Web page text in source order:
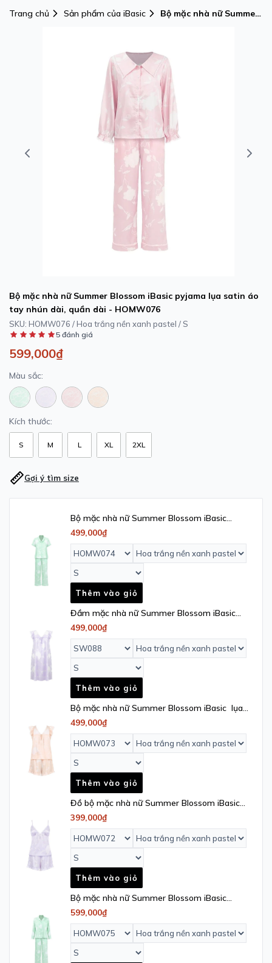
Trang chủ Sản phẩm của iBasic
Bộ mặc nhà nữ Summer
HOMW076
Bộ mặc nhà nữ Summer Blossom iBasic pyjama lụa satin áo
tay nhún dài, quần dài - HOMW076
SKU: HOMW076 / Hoa trắng nền xanh pastel / S
5 đánh giá
599,000₫
Màu sắc:
Kích thước:
S M L XL 2XL
Gợi ý tìm size
Bộ mặc nhà nữ Summer Blossom iBasic
pyjama lụa satin áo tay ngắn quần dài -
HOMW074
499,000₫
Thêm vào giỏ
Đầm mặc nhà nữ Summer Blossom iBasic
lụa satin tay cánh tiên - SW088
499,000₫
Thêm vào giỏ
Bộ mặc nhà nữ Summer Blossom iBasic lụa
satin áo cánh tiên quần đùi - HOMW073
499,000₫
Thêm vào giỏ
Đồ bộ mặc nhà nữ Summer Blossom iBasic
lụa satin áo hai dây cổ tim quần đùi -
HOMW072
399,000₫
Thêm vào giỏ
Bộ mặc nhà nữ Summer Blossom iBasic
pyjama lụa satin áo tay dài, quần dài -
HOMW075
599,000₫